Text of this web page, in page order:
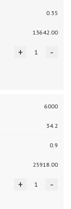
0.35
13642.00
-
+
6000
34.2
0.9
25918.00
-
+